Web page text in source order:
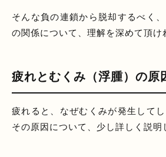
そんな負の連鎖から脱却するべく
の関係について、理解を深めて頂け
疲れとむくみ（浮腫）の原
疲れると、なぜむくみが発生して
その原因について、少し詳しく説明